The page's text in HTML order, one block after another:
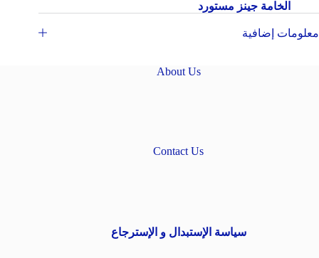
الخامة جينز مستورد
معلومات إضافية
About Us
Contact Us
سياسة الإستبدال و الإسترجاع